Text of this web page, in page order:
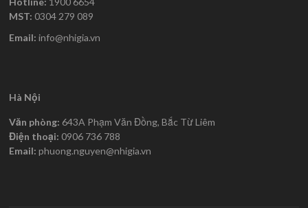
MST: 0304 279 089
Email: info@nhigia.vn
Hà Nội
Văn phòng: 643A Phạm Văn Đồng, Bắc Từ Liêm
Điện thoại: 0906 736 788
Email: phuong.nguyen@nhigia.vn